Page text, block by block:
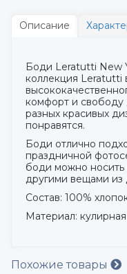
Описание
Боди Leratutti New
коллекция Leratutti
комфорт и
разных красивых
понравятся.
Боди отлично
праздничной
боди можно
другими вещами из
Состав: 100%
Материал: кулирная
Похожие товары